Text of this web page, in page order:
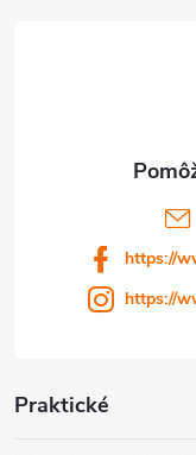
Praktické
https://
https://